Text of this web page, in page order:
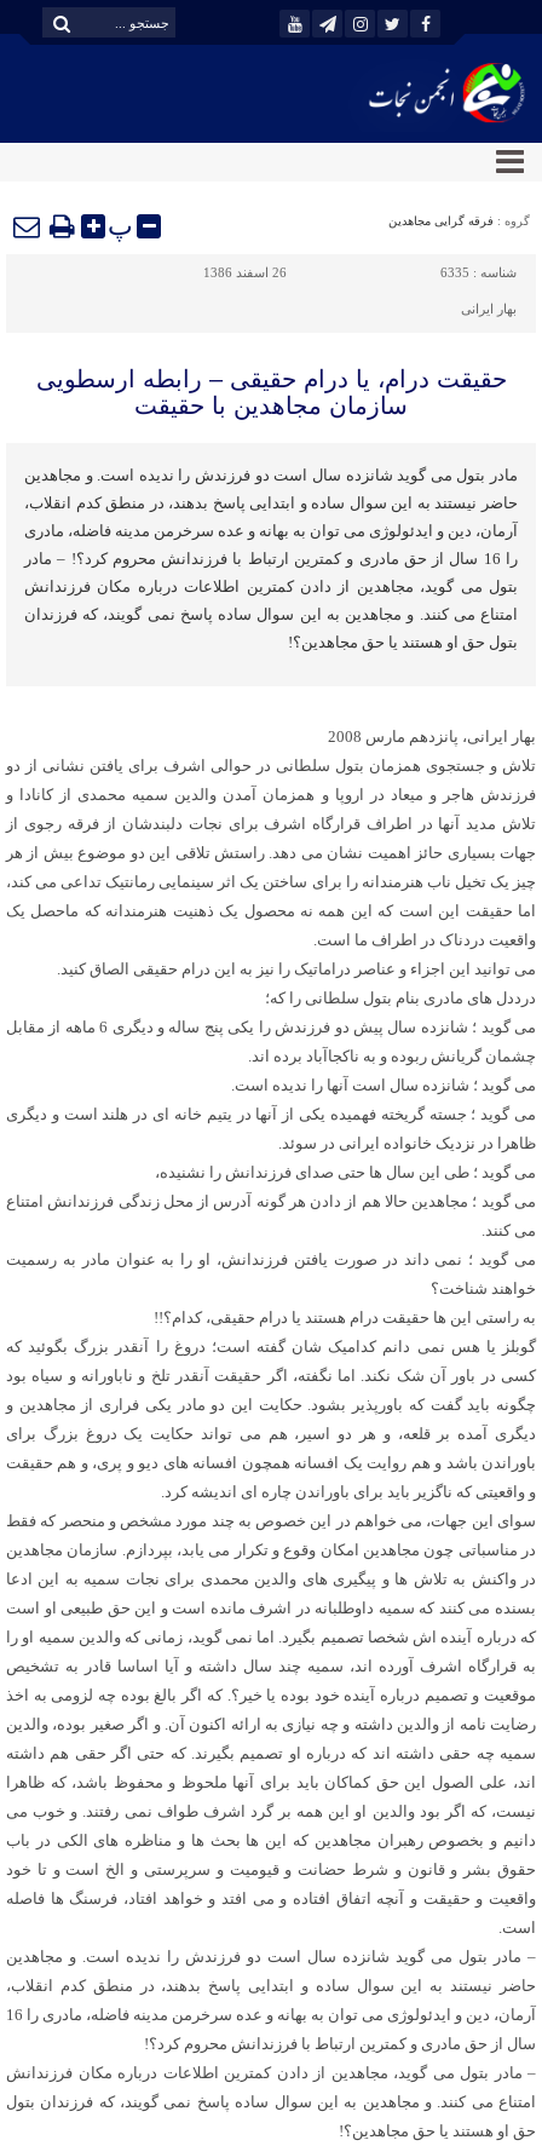
گروه : فرقه گرایی مجاهدین پ
شناسه : 6335 26 اسفند 1386
بهار ایرانی
حقیقت درام، یا درام حقیقی – رابطه ارسطویی
سازمان مجاهدین با حقیقت
مادر بتول می گوید شانزده سال است دو فرزندش را ندیده است. و مجاهدین
حاضر نیستند به این سوال ساده و ابتدایی پاسخ بدهند، در منطق کدم انقلاب،
آرمان، دین و ایدئولوژی می توان به بهانه و عده سرخرمن مدینه فاضله، مادری
را 16 سال از حق مادری و کمترین ارتباط با فرزندانش محروم کرد؟! – مادر
بتول می گوید، مجاهدین از دادن کمترین اطلاعات درباره مکان فرزندانش
امتناع می کنند. و مجاهدین به این سوال ساده پاسخ نمی گویند، که فرزندان
بتول حق او هستند یا حق مجاهدین؟!
بهار ایرانی، پانزدهم مارس 2008
تلاش و جستجوی همزمان بتول سلطانی در حوالی اشرف برای یافتن نشانی از دو
فرزندش هاجر و میعاد در اروپا و همزمان آمدن والدین سمیه محمدی از کانادا و
تلاش مدید آنها در اطراف قرارگاه اشرف برای نجات دلبندشان از فرقه رجوی از
جهات بسیاری حائز اهمیت نشان می دهد. راستش تلاقی این دو موضوع بیش از هر
چیز یک تخیل ناب هنرمندانه را برای ساختن یک اثر سینمایی رمانتیک تداعی می کند،
اما حقیقت این است که این همه نه محصول یک ذهنیت هنرمندانه که ماحصل یک
واقعیت دردناک در اطراف ما است.
می توانید این اجزاء و عناصر دراماتیک را نیز به این درام حقیقی الصاق کنید.
درددل های مادری بنام بتول سلطانی را که؛
می گوید ؛ شانزده سال پیش دو فرزندش را یکی پنج ساله و دیگری 6 ماهه از مقابل
چشمان گریانش ربوده و به ناکجاآباد برده اند.
می گوید ؛ شانزده سال است آنها را ندیده است.
می گوید ؛ جسته گریخته فهمیده یکی از آنها در یتیم خانه ای در هلند است و دیگری
ظاهرا در نزدیک خانواده ایرانی در سوئد.
می گوید ؛ طی این سال ها حتی صدای فرزندانش را نشنیده،
می گوید ؛ مجاهدین حالا هم از دادن هر گونه آدرس از محل زندگی فرزندانش امتناع
می کنند.
می گوید ؛ نمی داند در صورت یافتن فرزندانش، او را به عنوان مادر به رسمیت
خواهند شناخت؟
به راستی این ها حقیقت درام هستند یا درام حقیقی، کدام؟!!
گوبلز یا هس نمی دانم کدامیک شان گفته است؛ دروغ را آنقدر بزرگ بگوئید که
کسی در باور آن شک نکند. اما نگفته، اگر حقیقت آنقدر تلخ و ناباورانه و سیاه بود
چگونه باید گفت که باورپذیر بشود. حکایت این دو مادر یکی فراری از مجاهدین و
دیگری آمده بر قلعه، و هر دو اسیر، هم می تواند حکایت یک دروغ بزرگ برای
باوراندن باشد و هم روایت یک افسانه همچون افسانه های دیو و پری، و هم حقیقت
و واقعیتی که ناگزیر باید برای باوراندن چاره ای اندیشه کرد.
سوای این جهات، می خواهم در این خصوص به چند مورد مشخص و منحصر که فقط
در مناسباتی چون مجاهدین امکان وقوع و تکرار می یابد، بپردازم. سازمان مجاهدین
در واکنش به تلاش ها و پیگیری های والدین محمدی برای نجات سمیه به این ادعا
بسنده می کنند که سمیه داوطلبانه در اشرف مانده است و این حق طبیعی او است
که درباره آینده اش شخصا تصمیم بگیرد. اما نمی گوید، زمانی که والدین سمیه او را
به قرارگاه اشرف آورده اند، سمیه چند سال داشته و آیا اساسا قادر به تشخیص
موقعیت و تصمیم درباره آینده خود بوده یا خیر؟. که اگر بالغ بوده چه لزومی به اخذ
رضایت نامه از والدین داشته و چه نیازی به ارائه اکنون آن. و اگر صغیر بوده، والدین
سمیه چه حقی داشته اند که درباره او تصمیم بگیرند. که حتی اگر حقی هم داشته
اند، علی الصول این حق کماکان باید برای آنها ملحوظ و محفوظ باشد، که ظاهرا
نیست، که اگر بود والدین او این همه بر گرد اشرف طواف نمی رفتند. و خوب می
دانیم و بخصوص رهبران مجاهدین که این ها بحث ها و مناظره های الکی در باب
حقوق بشر و قانون و شرط حضانت و قیومیت و سرپرستی و الخ است و تا خود
واقعیت و حقیقت و آنچه اتفاق افتاده و می افتد و خواهد افتاد، فرسنگ ها فاصله
است.
– مادر بتول می گوید شانزده سال است دو فرزندش را ندیده است. و مجاهدین
حاضر نیستند به این سوال ساده و ابتدایی پاسخ بدهند، در منطق کدم انقلاب،
آرمان، دین و ایدئولوژی می توان به بهانه و عده سرخرمن مدینه فاضله، مادری را 16
سال از حق مادری و کمترین ارتباط با فرزندانش محروم کرد؟!
– مادر بتول می گوید، مجاهدین از دادن کمترین اطلاعات درباره مکان فرزندانش
امتناع می کنند. و مجاهدین به این سوال ساده پاسخ نمی گویند، که فرزندان بتول
حق او هستند یا حق مجاهدین؟!